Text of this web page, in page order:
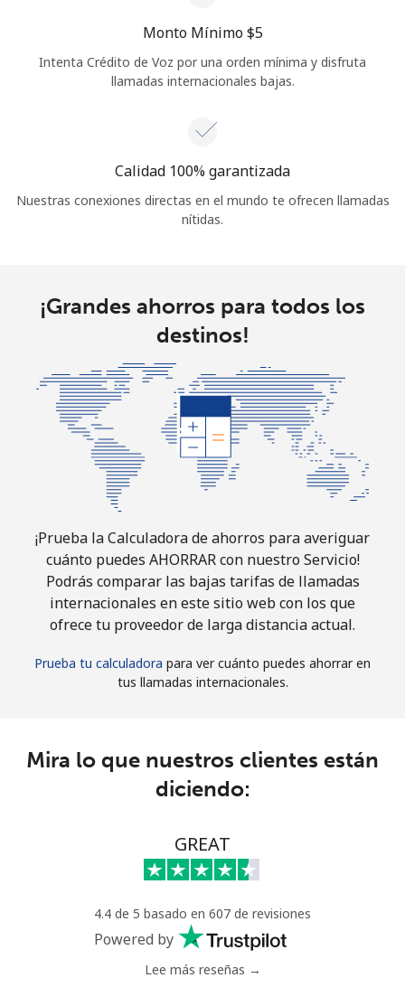
Monto Mínimo ⁦$5⁩
Intenta Crédito de Voz por una orden mínima y disfruta
llamadas internacionales bajas.
Calidad 100% garantizada
Nuestras conexiones directas en el mundo te ofrecen llamadas
nítidas.
¡Grandes ahorros para todos los
destinos!
¡Prueba la Calculadora de ahorros para averiguar
cuánto puedes AHORRAR con nuestro Servicio!
Podrás comparar las bajas tarifas de llamadas
internacionales en este sitio web con los que
ofrece tu proveedor de larga distancia actual.
Prueba tu calculadora para ver cuánto puedes ahorrar en
tus llamadas internacionales.
Mira lo que nuestros clientes están
diciendo:
GREAT
4.4 de 5 basado en 607 de revisiones
Powered by
Lee más reseñas →